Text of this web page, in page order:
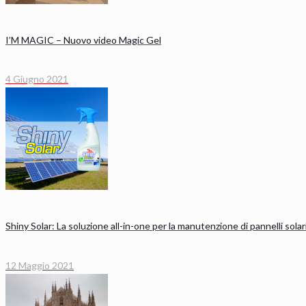
I’M MAGIC – Nuovo video Magic Gel
4 Giugno 2021
Shiny Solar: La soluzione all-in-one per la manutenzione di pannelli
12 Maggio 2021